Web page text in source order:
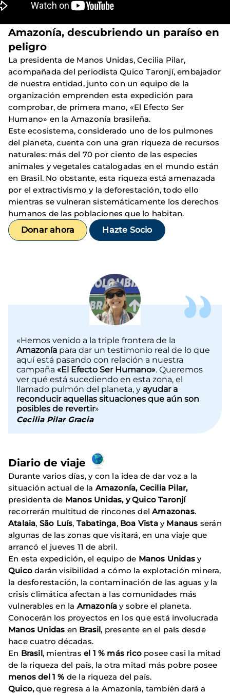
Amazonía, descubriendo un paraíso en
peligro
La presidenta de Manos Unidas, Cecilia Pilar,
acompañada del periodista Quico Taronjí, embajador
de nuestra entidad, junto con un equipo de la
organización emprenden esta expedición para
comprobar, de primera mano, «El Efecto Ser
Humano» en la Amazonía brasileña.
Este ecosistema, considerado uno de los pulmones
del planeta, cuenta con una gran riqueza de recursos
naturales: más del 70 por ciento de las especies
animales y vegetales catalogadas en el mundo están
en Brasil. No obstante, esta riqueza está amenazada
por el extractivismo y la deforestación, todo ello
mientras se vulneran sistemáticamente los derechos
humanos de las poblaciones que lo habitan.
Donar ahora
Hazte Socio
«Hemos venido a la triple frontera de la
Amazonía para dar un testimonio real de lo que
aquí está pasando con relación a nuestra
campaña «El Efecto Ser Humano». Queremos
ver qué está sucediendo en esta zona, el
llamado pulmón del planeta, y ayudar a
reconducir aquellas situaciones que aún son
posibles de revertir»
Cecilia Pilar Gracia
Diario de viaje
Durante varios días, y con la idea de dar voz a la
situación actual de la Amazonía, Cecilia Pilar,
presidenta de Manos Unidas, y Quico Taronjí
recorrerán multitud de rincones delAmazonas.
Atalaia, São Luís, Tabatinga, Boa Vistay Manaus serán
algunas de las zonas que visitará, en una viaje que
arrancó el jueves 11 de abril.
En esta expedición, el equipo de Manos Unidas y
Quicodarán visibilidad a cómo la explotación minera,
la desforestación, la contaminación de las aguas y la
crisis climática afectan a las comunidades más
vulnerables en la Amazoníay sobre el planeta.
Conocerán los proyectos en los que está involucrada
Manos Unidas en Brasil, presente en el país desde
hace cuatro décadas.
En Brasil, mientras el 1 % más rico posee casi la mitad
de la riqueza del país, la otra mitad más pobre posee
menos del 1 % de la riqueza del país.
Quico,que regresa a la Amazonía, también dará a